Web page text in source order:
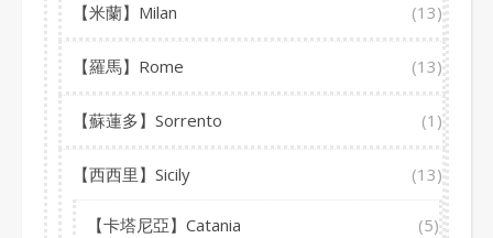
【米蘭】Milan (13)
【羅馬】Rome (13)
【蘇蓮多】Sorrento (1)
【西西里】Sicily (13)
【卡塔尼亞】Catania (5)